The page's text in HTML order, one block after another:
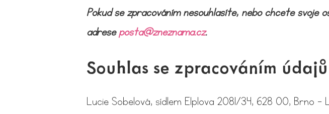
Pokud se zpracováním nesouhlasíte, nebo chcete
adreseposta@zneznama.cz.
Souhlas se zpracováním
Lucie Sobelová, sídlem Elplova 2081/34, 628 00, Brno